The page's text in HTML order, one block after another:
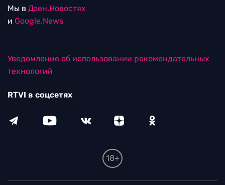
Мы в Дзен.Новостях
и Google.News
Уведомление об использовании рекомендательных
технологий
RTVI в соцсетях
18+